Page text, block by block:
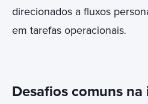
direcionados a fluxos
em tarefas operacionais.
Desafios comuns